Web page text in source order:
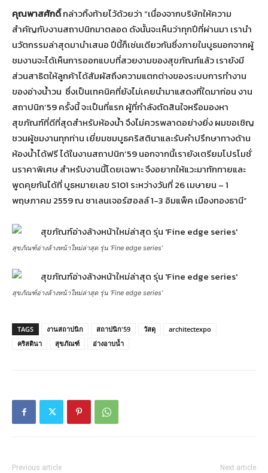
คุณพาสศักดิ์กล่าวทิ้งท้ายไว้ด้วยว่า “เนื่องจากบริษัทให้ความ
สำคัญกับงานสถาปนิกมาตลอด ดังนั้นจะเห็นว่าทุกปีที่ผ่านมา เรานำ
นวัตกรรมล่าสุดมานำเสนอ ปีนี้ก็เช่นเดียวกันซึ่งภายในบูธนอกจากผู้
ชมงานจะได้เห็นการออกแบบที่สวยงามของสุขภัณฑ์แล้ว เรายังมี
ส่วนสาธิตให้ลูกค้าได้สัมผัสถึงความแตกต่างของระบบการทำงาน
ของอ่างน้ำวน ซึ่งเป็นเทคนิคที่ยังไม่เคยนำมาแสดงที่ใดมาก่อน งาน
สถาปนิก’59 ครั้งนี้ จะเป็นที่แรก ผู้ที่กำลังตัดสินใจหรือมองหา
สุขภัณฑ์ที่ดีที่สุดสำหรับห้องน้ำ จึงไม่ควรพลาดอย่างยิ่ง ผมขอเชิญ
ชวนผู้ชมงานทุกท่าน เยี่ยมชมบูธคริสตินาและรับคำปรึกษาทางด้าน
ห้องน้ำได้ฟรี ได้ในงานสถาปนิก’59 นอกจากนี้เรายังเตรียมโปรโมชั่
นราคาพิเศษ สำหรับงานนี้โดยเฉพาะ จึงอยากให้แวะมาทักทายและ
พูดคุยกันได้ที่ บูธหมายเลข S101 ระหว่างวันที่ 26 เมษายน – 1
พฤษภาคม 2559 ณ ชาเลนเจอร์ฮอลล์ 1-3 อิมแพ็ค เมืองทองธานี”
สุขภัณฑ์อ่างล้างหน้าใหม่ล่าสุด รุ่น ‘Fine edge series’
สุขภัณฑ์อ่างล้างหน้าใหม่ล่าสุด รุ่น ‘Fine edge series’
TAGS งานสถาปนิก สถาปนิก'59 วัสดุ
architectexpo
คริสตินา
สุขภัณฑ์ อ่างอาบน้ำ
Previous article Next article